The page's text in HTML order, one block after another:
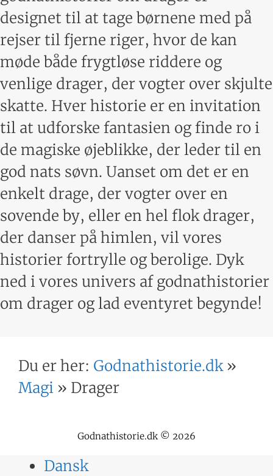
designet til at tage børnene med på
rejser til fjerne riger, hvor de kan
møde både frygtløse riddere og
venlige drager, der vogter over skjulte
skatte. Hver historie er en invitation
til at udforske fantasien og finde ro i
de magiske øjeblikke, der leder til en
god nats søvn. Uanset om det er en
enkelt drage, der vogter over en
sovende by, eller en hel flok drager,
der danser på himlen, vil vores
historier fortrylle og berolige. Dyk
ned i vores univers af godnathistorier
om drager og lad eventyret begynde!
Du er her: Godnathistorie.dk»
Magi » Drager
Godnathistorie.dk © 2026
Dansk